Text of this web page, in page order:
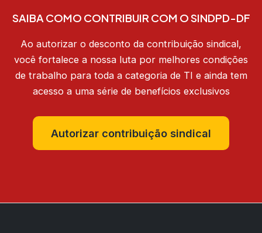
SAIBA COMO CONTRIBUIR COM O SINDPD-DF
Ao autorizar o desconto da contribuição sindical,
você fortalece a nossa luta por melhores condições
de trabalho para toda a categoria de TI e ainda tem
acesso a uma série de benefícios exclusivos
Autorizar contribuição sindical